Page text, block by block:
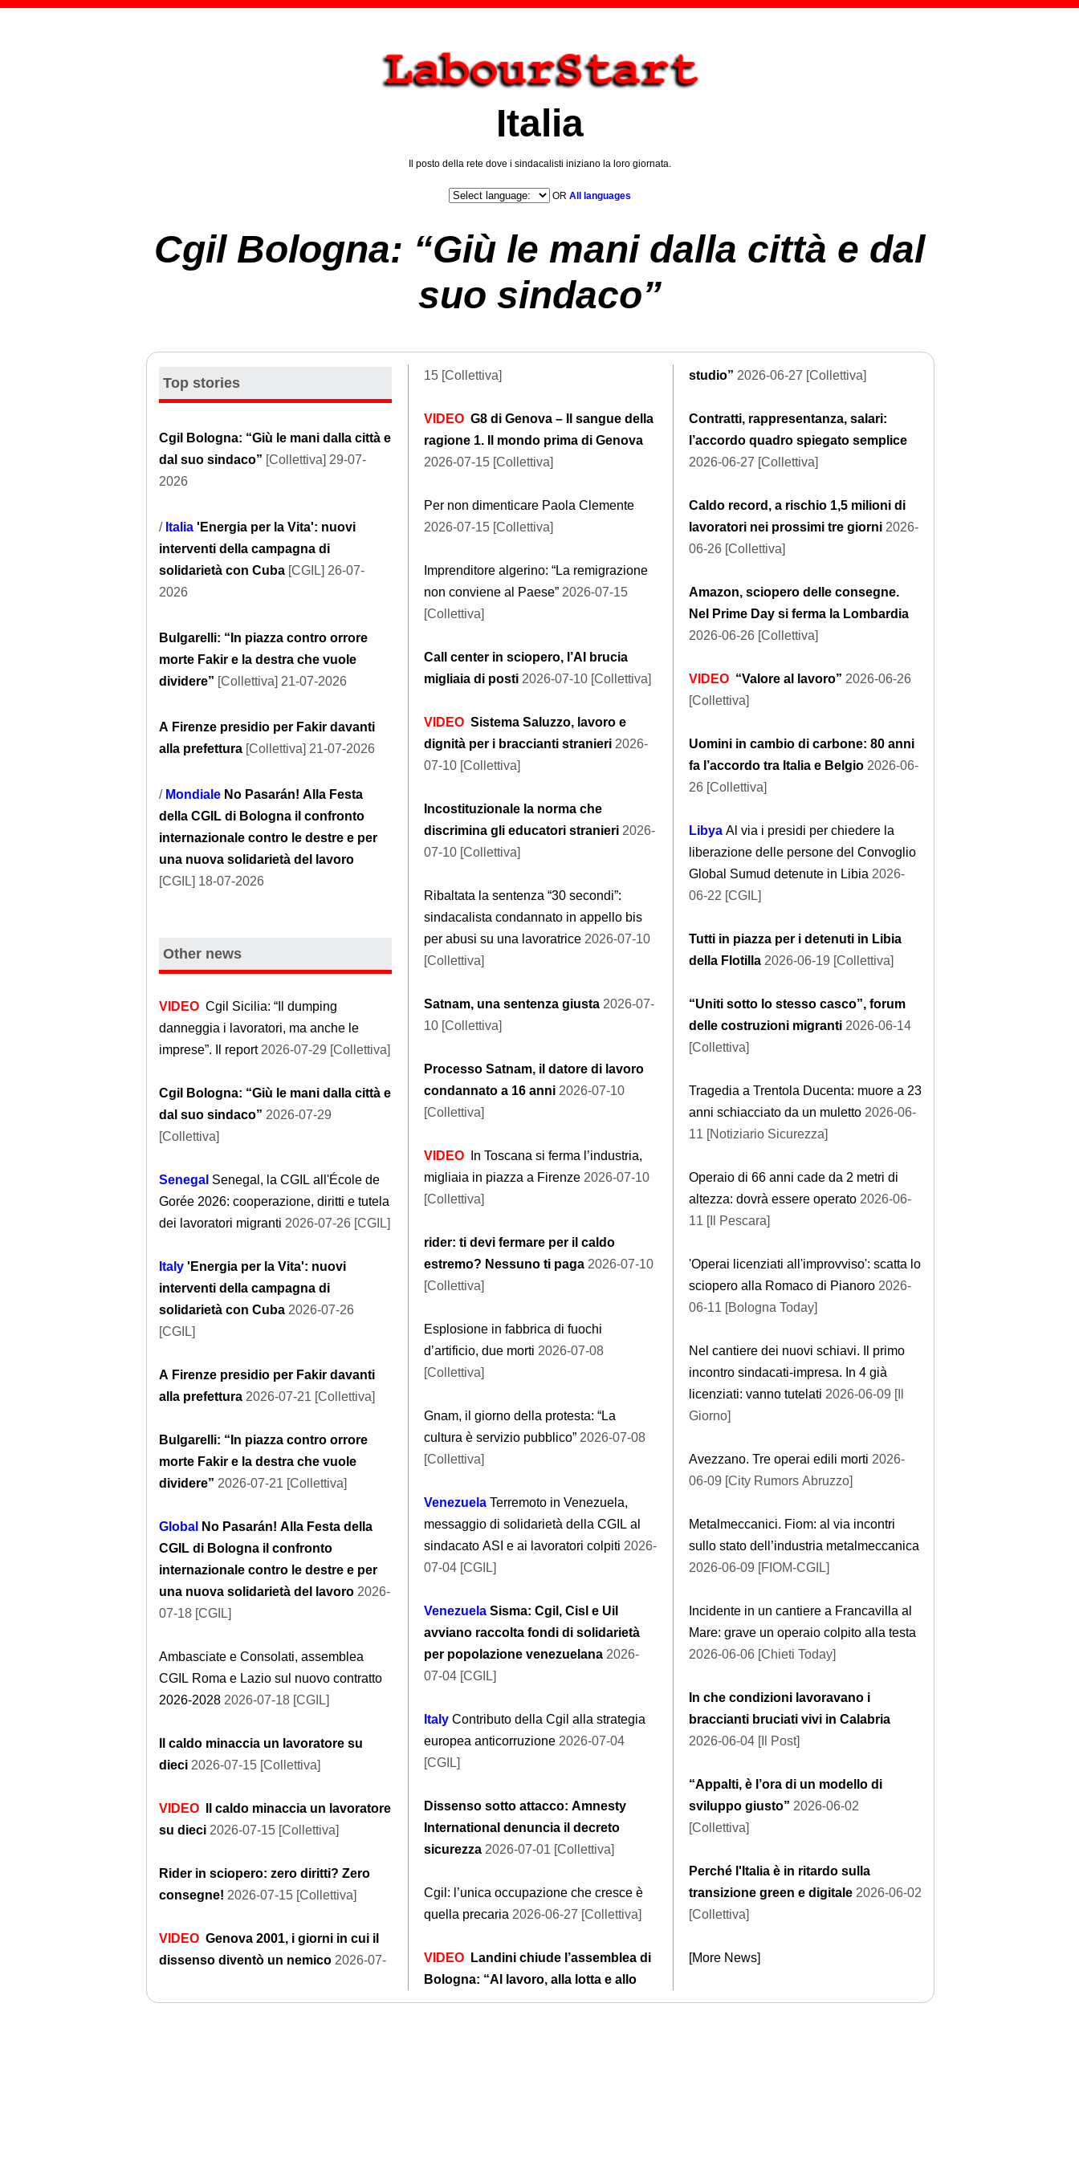
Italia
Il posto della rete dove i sindacalisti iniziano la loro giornata.
OR All languages
Cgil Bologna: “Giù le mani dalla città e dal
suo sindaco”
Top stories
Cgil Bologna: “Giù le mani dalla città e
dal suo sindaco” [Collettiva] 29-07-
2026
/ Italia 'Energia per la Vita': nuovi
interventi della campagna di
solidarietà con Cuba [CGIL] 26-07-
2026
Bulgarelli: “In piazza contro orrore
morte Fakir e la destra che vuole
dividere” [Collettiva] 21-07-2026
A Firenze presidio per Fakir davanti
alla prefettura [Collettiva] 21-07-2026
/ Mondiale No Pasarán! Alla Festa
della CGIL di Bologna il confronto
internazionale contro le destre e per
una nuova solidarietà del lavoro
[CGIL] 18-07-2026
Other news
VIDEO Cgil Sicilia: “Il dumping
danneggia i lavoratori, ma anche le
imprese”. Il report2026-07-29 [Collettiva]
Cgil Bologna: “Giù le mani dalla città e
dal suo sindaco” 2026-07-29
[Collettiva]
Senegal Senegal, la CGIL all'École de
Gorée 2026: cooperazione, diritti e tutela
dei lavoratori migranti 2026-07-26 [CGIL]
Italy 'Energia per la Vita': nuovi
interventi della campagna di
solidarietà con Cuba 2026-07-26
[CGIL]
A Firenze presidio per Fakir davanti
alla prefettura 2026-07-21 [Collettiva]
Bulgarelli: “In piazza contro orrore
morte Fakir e la destra che vuole
dividere” 2026-07-21 [Collettiva]
Global
No Pasarán! Alla Festa della
CGIL di Bologna il confronto
internazionale contro le destre e per
una nuova solidarietà del lavoro 2026-
07-18 [CGIL]
Ambasciate e Consolati, assemblea
CGIL Roma e Lazio sul nuovo contratto
2026-2028 2026-07-18 [CGIL]
Il caldo minaccia un lavoratore su
dieci 2026-07-15 [Collettiva]
VIDEO
Il caldo minaccia un lavoratore
su dieci 2026-07-15 [Collettiva]
Rider in sciopero: zero diritti? Zero
consegne! 2026-07-15 [Collettiva]
VIDEO Genova 2001, i giorni in cui il
dissenso diventò un nemico 2026-07-
15 [Collettiva]
VIDEO G8 di Genova – Il sangue della
ragione 1. Il mondo prima di Genova
2026-07-15 [Collettiva]
Per non dimenticare Paola Clemente
2026-07-15 [Collettiva]
Imprenditore algerino: “La remigrazione
non conviene al Paese” 2026-07-15
[Collettiva]
Call center in sciopero, l’AI brucia
migliaia di posti 2026-07-10 [Collettiva]
VIDEO Sistema Saluzzo, lavoro e
dignità per i braccianti stranieri 2026-
07-10 [Collettiva]
Incostituzionale la norma che
discrimina gli educatori stranieri 2026-
07-10 [Collettiva]
Ribaltata la sentenza “30 secondi”:
sindacalista condannato in appello bis
per abusi su una lavoratrice 2026-07-10
[Collettiva]
Satnam, una sentenza giusta 2026-07-
10 [Collettiva]
Processo Satnam, il datore di lavoro
condannato a 16 anni 2026-07-10
[Collettiva]
VIDEO
In Toscana si ferma l’industria,
migliaia in piazza a Firenze 2026-07-10
[Collettiva]
rider: ti devi fermare per il caldo
estremo? Nessuno ti paga 2026-07-10
[Collettiva]
Esplosione in fabbrica di fuochi
d’artificio, due morti 2026-07-08
[Collettiva]
Gnam, il giorno della protesta: “La
cultura è servizio pubblico” 2026-07-08
[Collettiva]
Venezuela Terremoto in Venezuela,
messaggio di solidarietà della CGIL al
sindacato ASI e ai lavoratori colpiti 2026-
07-04 [CGIL]
Venezuela Sisma: Cgil, Cisl e Uil
avviano raccolta fondi di solidarietà
per popolazione venezuelana 2026-
07-04 [CGIL]
Italy Contributo della Cgil alla strategia
europea anticorruzione 2026-07-04
[CGIL]
Dissenso sotto attacco: Amnesty
International denuncia il decreto
sicurezza 2026-07-01 [Collettiva]
Cgil: l’unica occupazione che cresce è
quella precaria 2026-06-27 [Collettiva]
VIDEO
Landini chiude l’assemblea di
Bologna: “Al lavoro, alla lotta e allo
studio” 2026-06-27 [Collettiva]
Contratti, rappresentanza, salari:
l’accordo quadro spiegato semplice
2026-06-27 [Collettiva]
Caldo record, a rischio 1,5 milioni di
lavoratori nei prossimi tre giorni 2026-
06-26 [Collettiva]
Amazon, sciopero delle consegne.
Nel Prime Day si ferma la Lombardia
2026-06-26 [Collettiva]
VIDEO “Valore al lavoro” 2026-06-26
[Collettiva]
Uomini in cambio di carbone: 80 anni
fa l’accordo tra Italia e Belgio 2026-06-
26 [Collettiva]
Libya Al via i presidi per chiedere la
liberazione delle persone del Convoglio
Global Sumud detenute in Libia 2026-
06-22 [CGIL]
Tutti in piazza per i detenuti in Libia
della Flotilla 2026-06-19 [Collettiva]
“Uniti sotto lo stesso casco”, forum
delle costruzioni migranti 2026-06-14
[Collettiva]
Tragedia a Trentola Ducenta: muore a 23
anni schiacciato da un muletto 2026-06-
11 [Notiziario Sicurezza]
Operaio di 66 anni cade da 2 metri di
altezza: dovrà essere operato 2026-06-
11 [Il Pescara]
'Operai licenziati all'improvviso': scatta lo
sciopero alla Romaco di Pianoro 2026-
06-11 [Bologna Today]
Nel cantiere dei nuovi schiavi. Il primo
incontro sindacati-impresa. In 4 già
licenziati: vanno tutelati 2026-06-09 [Il
Giorno]
Avezzano. Tre operai edili morti 2026-
06-09 [City Rumors Abruzzo]
Metalmeccanici. Fiom: al via incontri
sullo stato dell’industria metalmeccanica
2026-06-09 [FIOM-CGIL]
Incidente in un cantiere a Francavilla al
Mare: grave un operaio colpito alla testa
2026-06-06 [Chieti Today]
In che condizioni lavoravano i
braccianti bruciati vivi in Calabria
2026-06-04 [Il Post]
“Appalti, è l’ora di un modello di
sviluppo giusto” 2026-06-02
[Collettiva]
Perché l'Italia è in ritardo sulla
transizione green e digitale 2026-06-02
[Collettiva]
[More News]